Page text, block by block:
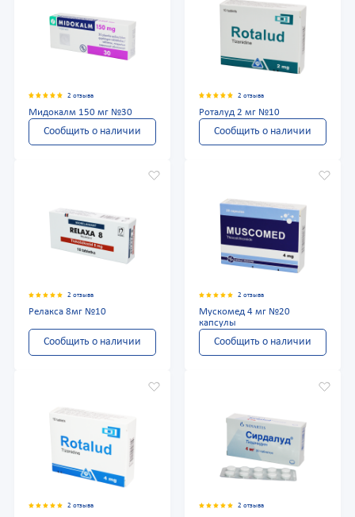
2 отзыва
Мидокалм 150 мг №30
Сообщить о наличии
2 отзыва
Роталуд 2 мг №10
Сообщить о наличии
2 отзыва
Релакса 8мг №10
Сообщить о наличии
2 отзыва
Мускомед 4 мг №20
капсулы
Сообщить о наличии
2 отзыва 2 отзыва